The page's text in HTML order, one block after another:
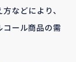
などにより、
ール商品の需